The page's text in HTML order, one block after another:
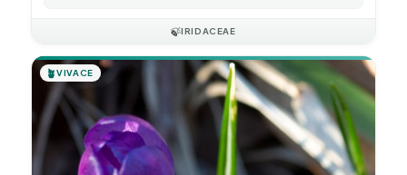
🍃IRIDACEAE
🪴VIVACE